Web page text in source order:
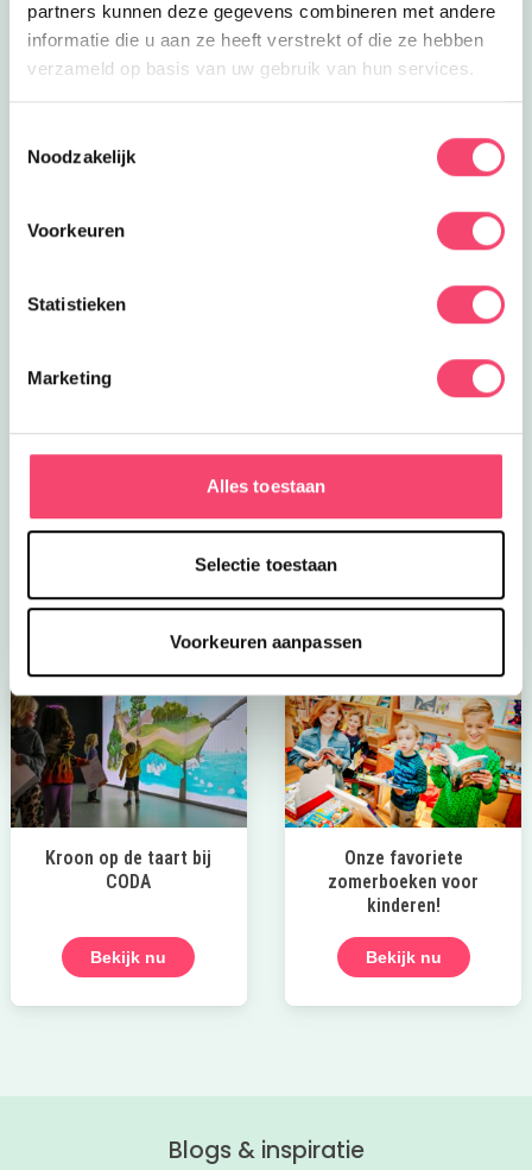
partners kunnen deze gegevens combineren met andere
informatie die u aan ze heeft verstrekt of die ze hebben
verzameld op basis van uw gebruik van hun services.
Noodzakelijk
Voorkeuren
Statistieken
Marketing
Alles toestaan
Selectie toestaan
Voorkeuren aanpassen
Speelpret in het groen
Klauter over rotsen, verken geheime paadjes, maak
een ritje in het treinje en race van de glijbaan. Bij mooi
Kroon op de taart bij
CODA
Bekijk nu
Onze favoriete
zomerboeken voor
kinderen!
Bekijk nu
Blogs & inspiratie